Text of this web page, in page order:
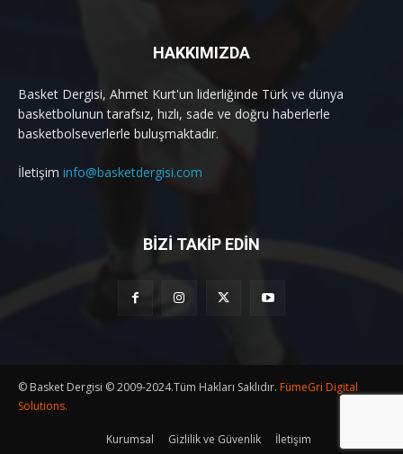
HAKKIMIZDA
Basket Dergisi, Ahmet Kurt'un liderliğinde Türk ve dünya
basketbolunun tarafsız, hızlı, sade ve doğru haberlerle
basketbolseverlerle buluşmaktadır.
İletişim info@basketdergisi.com
BİZİ TAKİP EDİN
© Basket Dergisi © 2009-2024.Tüm Hakları Saklıdır. FümeGri Digital
Solutions.
Kurumsal Gizlilik ve Güvenlik İletişim